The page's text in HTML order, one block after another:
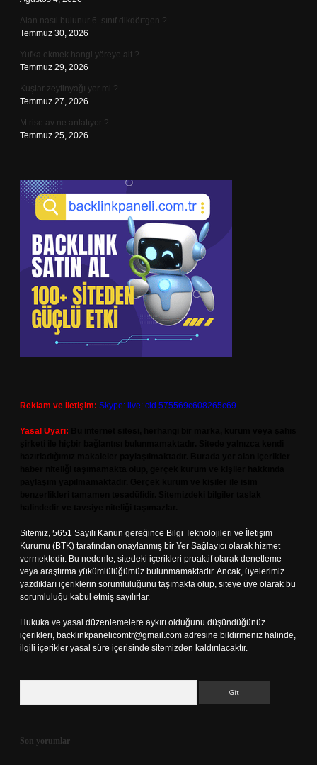
Alan nasıl bulunur 6. sınıf dikdörtgen ?
Temmuz 30, 2026
Yufka ekmek hangi yöreye ait ?
Temmuz 29, 2026
Kuşlar zeytinyağı yer mi ?
Temmuz 27, 2026
M rise av ne anlatıyor ?
Temmuz 25, 2026
Reklam ve İletişim: Skype: live:.cid.575569c608265c69
Yasal Uyarı:
Sitemiz, 5651 Sayılı Kanun gereğince Bilgi Teknolojileri ve İletişim
Kurumu (BTK) tarafından onaylanmış bir Yer Sağlayıcı olarak hizmet
vermektedir. Bu nedenle, sitedeki içerikleri proaktif olarak denetleme
veya araştırma yükümlülüğümüz bulunmamaktadır. Ancak, üyelerimiz
yazdıkları içeriklerin sorumluluğunu taşımakta olup, siteye üye olarak bu
sorumluluğu kabul etmiş sayılırlar.
Hukuka ve yasal düzenlemelere aykırı olduğunu düşündüğünüz
içerikleri, backlinkpanelicomtr@gmail.com adresine bildirmeniz halinde,
ilgili içerikler yasal süre içerisinde sitemizden kaldırılacaktır.
Son yorumlar